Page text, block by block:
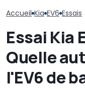
Accueil Kia EV6 Essais
Essai Kia
Quelle
l'EV6 de